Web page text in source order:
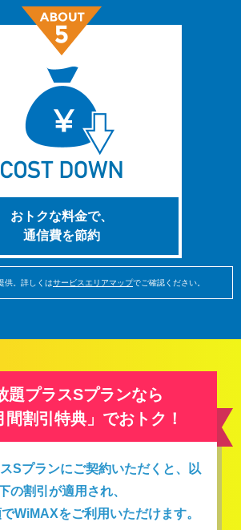
おトクな料金で、
通信費を節約
供。詳しくはサービスエリアマップでご確認ください。
題プラスSプランなら
間割引特典」でおトク！
Sプランにご契約いただくと、以
の割引が適用され、
WiMAXをご利用いただけます。